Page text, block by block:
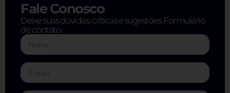
Fale Conosco
Deixe suas dúvidas, críticas e sugestões. Formulário
de contato